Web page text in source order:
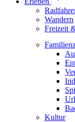
Wandern
Freizeit
Kultur